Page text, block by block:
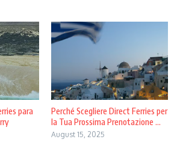
para
Perché Scegliere Direct Ferries per
la Tua Prossima Prenotazione ...
August 15, 2025